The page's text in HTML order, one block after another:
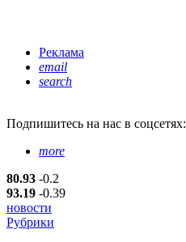
Реклама
email
search
Подпишитесь на нас в соцсетях:
more
80.93 -0.2
93.19 -0.39
новости
Рубрики